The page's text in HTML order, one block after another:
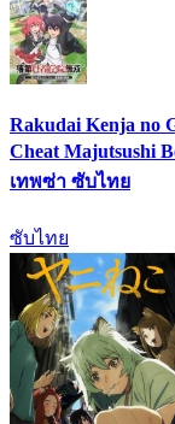
Rakudai Kenja no
Cheat Majutsushi
เทพซ่า ซับไทย
ซับไทย